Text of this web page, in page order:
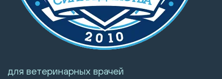
для ветеринарных врачей